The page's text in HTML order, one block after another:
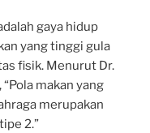
gaya hidup
yang tinggi gula
fisik. Menurut Dr.
makan yang
merupakan
2.”